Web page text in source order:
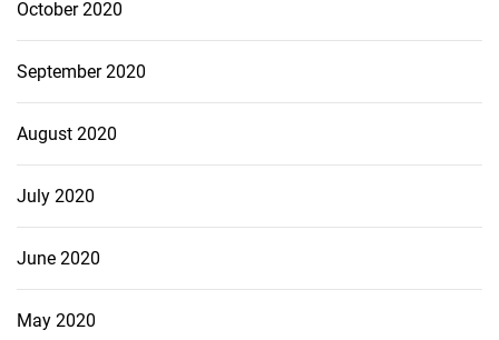
October 2020
September 2020
August 2020
July 2020
June 2020
May 2020